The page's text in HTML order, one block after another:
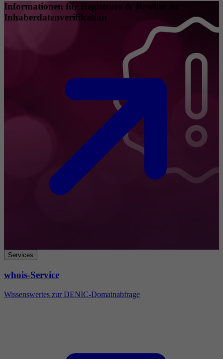
Informationen für Registrare & Reseller zu
Inhaberdatenverifikation
Services
whois-Service
Wissenswertes zur DENIC-Domainabfrage